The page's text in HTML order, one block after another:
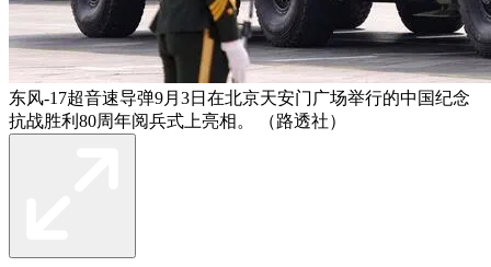
东风-17超音速导弹9月3日在北京天安门广场举行的中国纪念
抗战胜利80周年阅兵式上亮相。 （路透社）